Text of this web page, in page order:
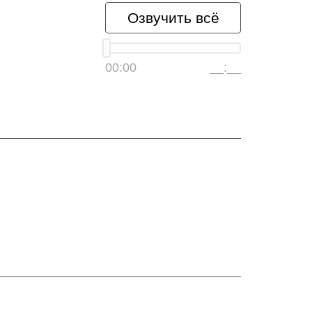
Озвучить всё
00:00 __:__